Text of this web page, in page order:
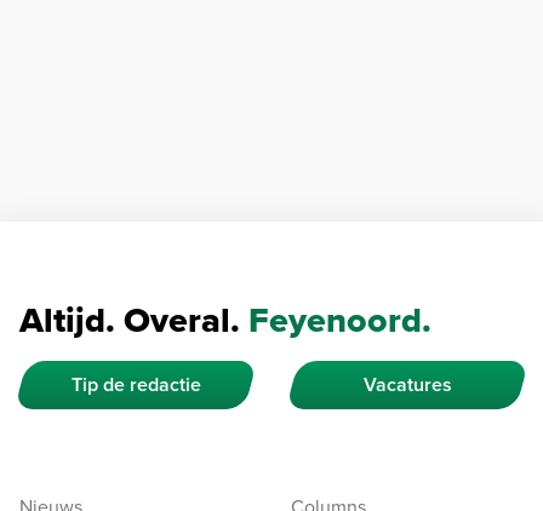
Altijd. Overal. Feyenoord.
Tip de redactie Vacatures